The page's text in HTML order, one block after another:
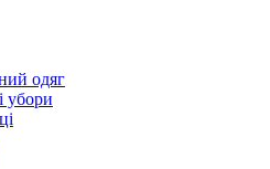
одяг
убори